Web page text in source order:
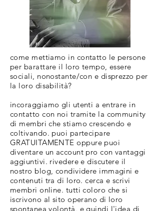
come mettiamo in contatto le persone
per barattare il loro tempo, essere
sociali, nonostante/con e disprezzo per
la loro disabilità?
incoraggiamo gli utenti a entrare in
contatto con noi tramite la community
di membri che stiamo crescendo e
coltivando. puoi partecipare
GRATUITAMENTE oppure puoi
diventare un account pro con vantaggi
aggiuntivi. rivedere e discutere il
nostro blog, condividere immagini e
contenuti tra di loro. cerca e scrivi
membri online. tutti coloro che si
iscrivono al sito operano di loro
spontanea volontà, e quindi l'idea di